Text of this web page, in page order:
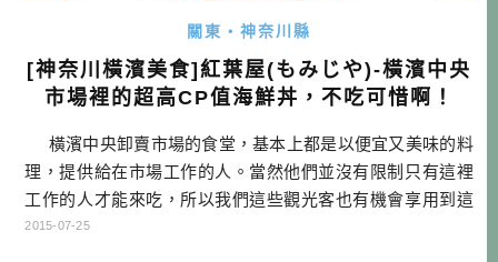
關東・神奈川縣
[神奈川橫濱美食]紅葉屋(もみじや)-橫濱中央
市場裡的超高CP值海鮮丼，不吃可惜啊！
橫濱中央卸賣市場的食堂，基本上都是以便宜又美味的料
理，提供給在市場工作的人。當然他們並沒有限制只有這裡
工作的人才能來吃，所以我們這些觀光客也有機會享用到這
邊的美食。 這一小小區域共有9間食堂，每間其實賣的東
2015-07-25